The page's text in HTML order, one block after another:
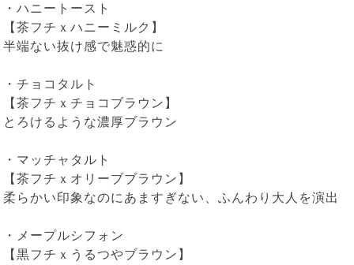
・ハニートースト
【茶フチｘハニーミルク】
半端ない抜け感で魅惑的に
・チョコタルト
【茶フチｘチョコブラウン】
とろけるような濃厚ブラウン
・ マッチャタルト
【茶フチｘオリーブブラウン】
柔らかい印象なのにあますぎない、ふんわり大人を演出
・
メープルシフォン
【黒フチｘうるつやブラウン】